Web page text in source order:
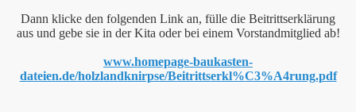
Dann klicke den folgenden Link an, fülle die Beitrittserklärung
aus und gebe sie in der Kita oder bei einem Vorstandmitglied ab!
www.homepage-baukasten-
dateien.de/holzlandknirpse/Beitrittserkl%C3%A4rung.pdf